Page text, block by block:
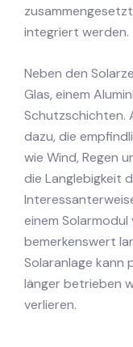
integriert werden.
Neben den
Glas, einem
Schutzschichten.
dazu, die
wie Wind, Regen
die Langlebigkeit
einem
bemerkenswert
Solaranlage kann
länger betrieben
verlieren.